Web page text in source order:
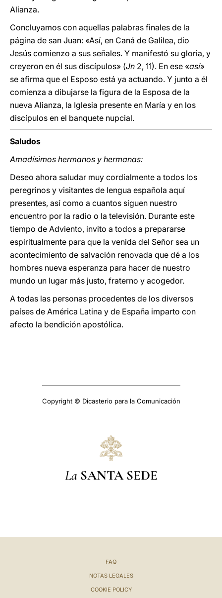
Alianza.
Concluyamos con aquellas palabras finales de la
página de san Juan: «Así, en Caná de Galilea, dio
Jesús comienzo a sus señales. Y manifestó su gloria, y
creyeron en él sus discípulos» (Jn 2, 11). En ese «así»
se afirma que el Esposo está ya actuando. Y junto a él
comienza a dibujarse la figura de la Esposa de la
nueva Alianza, la Iglesia presente en María y en los
discípulos en el banquete nupcial.
Saludos
Amadísimos hermanos y hermanas:
Deseo ahora saludar muy cordialmente a todos los
peregrinos y visitantes de lengua española aquí
presentes, así como a cuantos siguen nuestro
encuentro por la radio o la televisión. Durante este
tiempo de Adviento, invito a todos a prepararse
espiritualmente para que la venida del Señor sea un
acontecimiento de salvación renovada que dé a los
hombres nueva esperanza para hacer de nuestro
mundo un lugar más justo, fraterno y acogedor.
A todas las personas procedentes de los diversos
países de América Latina y de España imparto con
afecto la bendición apostólica.
Copyright © Dicasterio para la Comunicación
La SANTA SEDE
FAQ
NOTAS LEGALES
COOKIE POLICY